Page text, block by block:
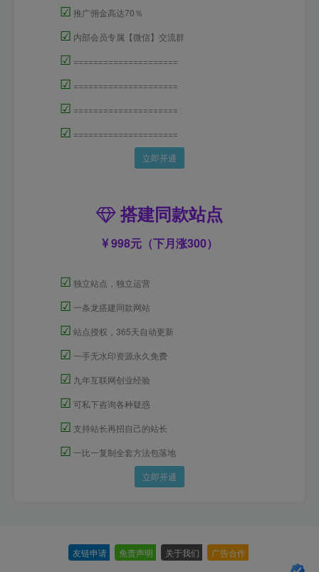
☑ 推广佣金高达70％
☑ 内部会员专属【微信】交流群
☑ =====================
☑ =====================
☑ =====================
☑ =====================
立即开通
搭建同款站点
998元（下月涨300）
☑ 独立站点，独立运营
☑ 一条龙搭建同款网站
☑ 站点授权，365天自动更新
☑ 一手无水印资源永久免费
☑ 九年互联网创业经验
☑ 可私下咨询各种疑惑
☑ 支持站长再招自己的站长
☑ 一比一复制全套方法包落地
立即开通
友链申请 免责声明 关于我们 广告合作